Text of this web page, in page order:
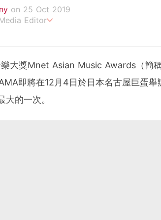
on 25 Oct 2019
Editor
大獎Mnet Asian Music Awards（簡
即將在12月4日於日本名古屋巨蛋
的一次。